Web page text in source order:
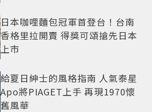
日本咖哩麵包冠軍首登台！台南
香格里拉開賣 得獎可頌搶先日本
上市
給夏日紳士的風格指南 人氣泰星
Apo將PIAGET上手 再現1970懷
舊風華